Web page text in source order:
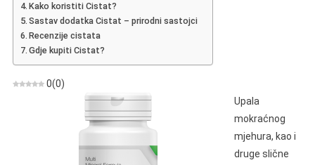
Kako koristiti Cistat?
Sastav dodatka Cistat – prirodni sastojci
Recenzije cistata
Gdje kupiti Cistat?
0(0)
Upala
mokraćnog
mjehura, kao i
druge slične